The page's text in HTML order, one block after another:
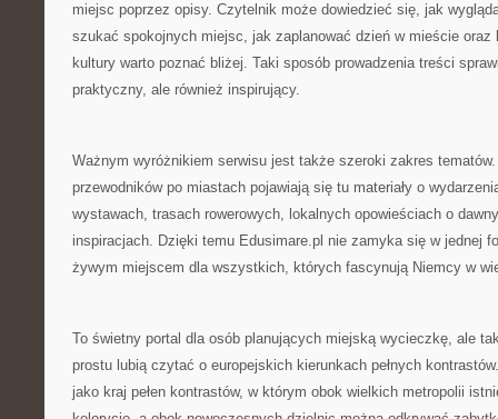
miejsc poprzez opisy. Czytelnik może dowiedzieć się, jak
szukać spokojnych miejsc, jak zaplanować dzień w mieście oraz
kultury warto poznać bliżej. Taki sposób prowadzenia treści
praktyczny, ale również inspirujący.
Ważnym wyróżnikiem serwisu jest także szeroki zakres
przewodników po miastach pojawiają się tu materiały o
wystawach, trasach rowerowych, lokalnych opowieściach o
inspiracjach. Dzięki temu Edusimare.pl nie zamyka się w jednej
żywym miejscem dla wszystkich, których fascynują Niemcy w
To świetny portal dla osób planujących miejską wycieczkę, ale
prostu lubią czytać o europejskich kierunkach pełnych
jako kraj pełen kontrastów, w którym obok wielkich metropolii